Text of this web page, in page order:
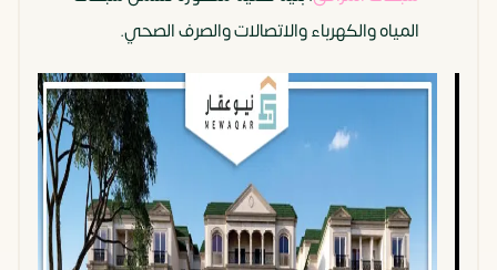
المياه والكهرباء والاتصالات والصرف الصحي.